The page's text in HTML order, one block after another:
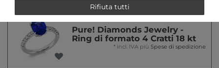
4979,00 € *
Pure! Diamonds Jewelry -
Ring di formato 4 Cratti 18 kt
* incl. IVA più Spese di spedizione
Rifiuta tutti